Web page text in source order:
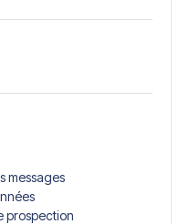
messages
prospection